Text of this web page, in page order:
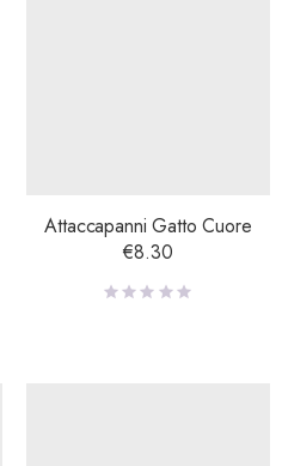
Attaccapanni Gatto Cuore
€8.30